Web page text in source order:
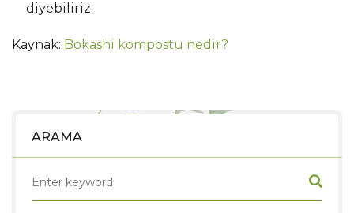
ARAMA
diyebiliriz.
Kaynak: Bokashi kompostu nedir?